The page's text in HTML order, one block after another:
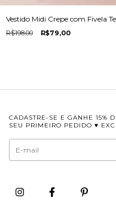
Vestido Midi Crepe com Fivela
R$198,00 R$79,00
CADASTRE-SE E GANHE 15%
SEU PRIMEIRO PEDIDO ♥